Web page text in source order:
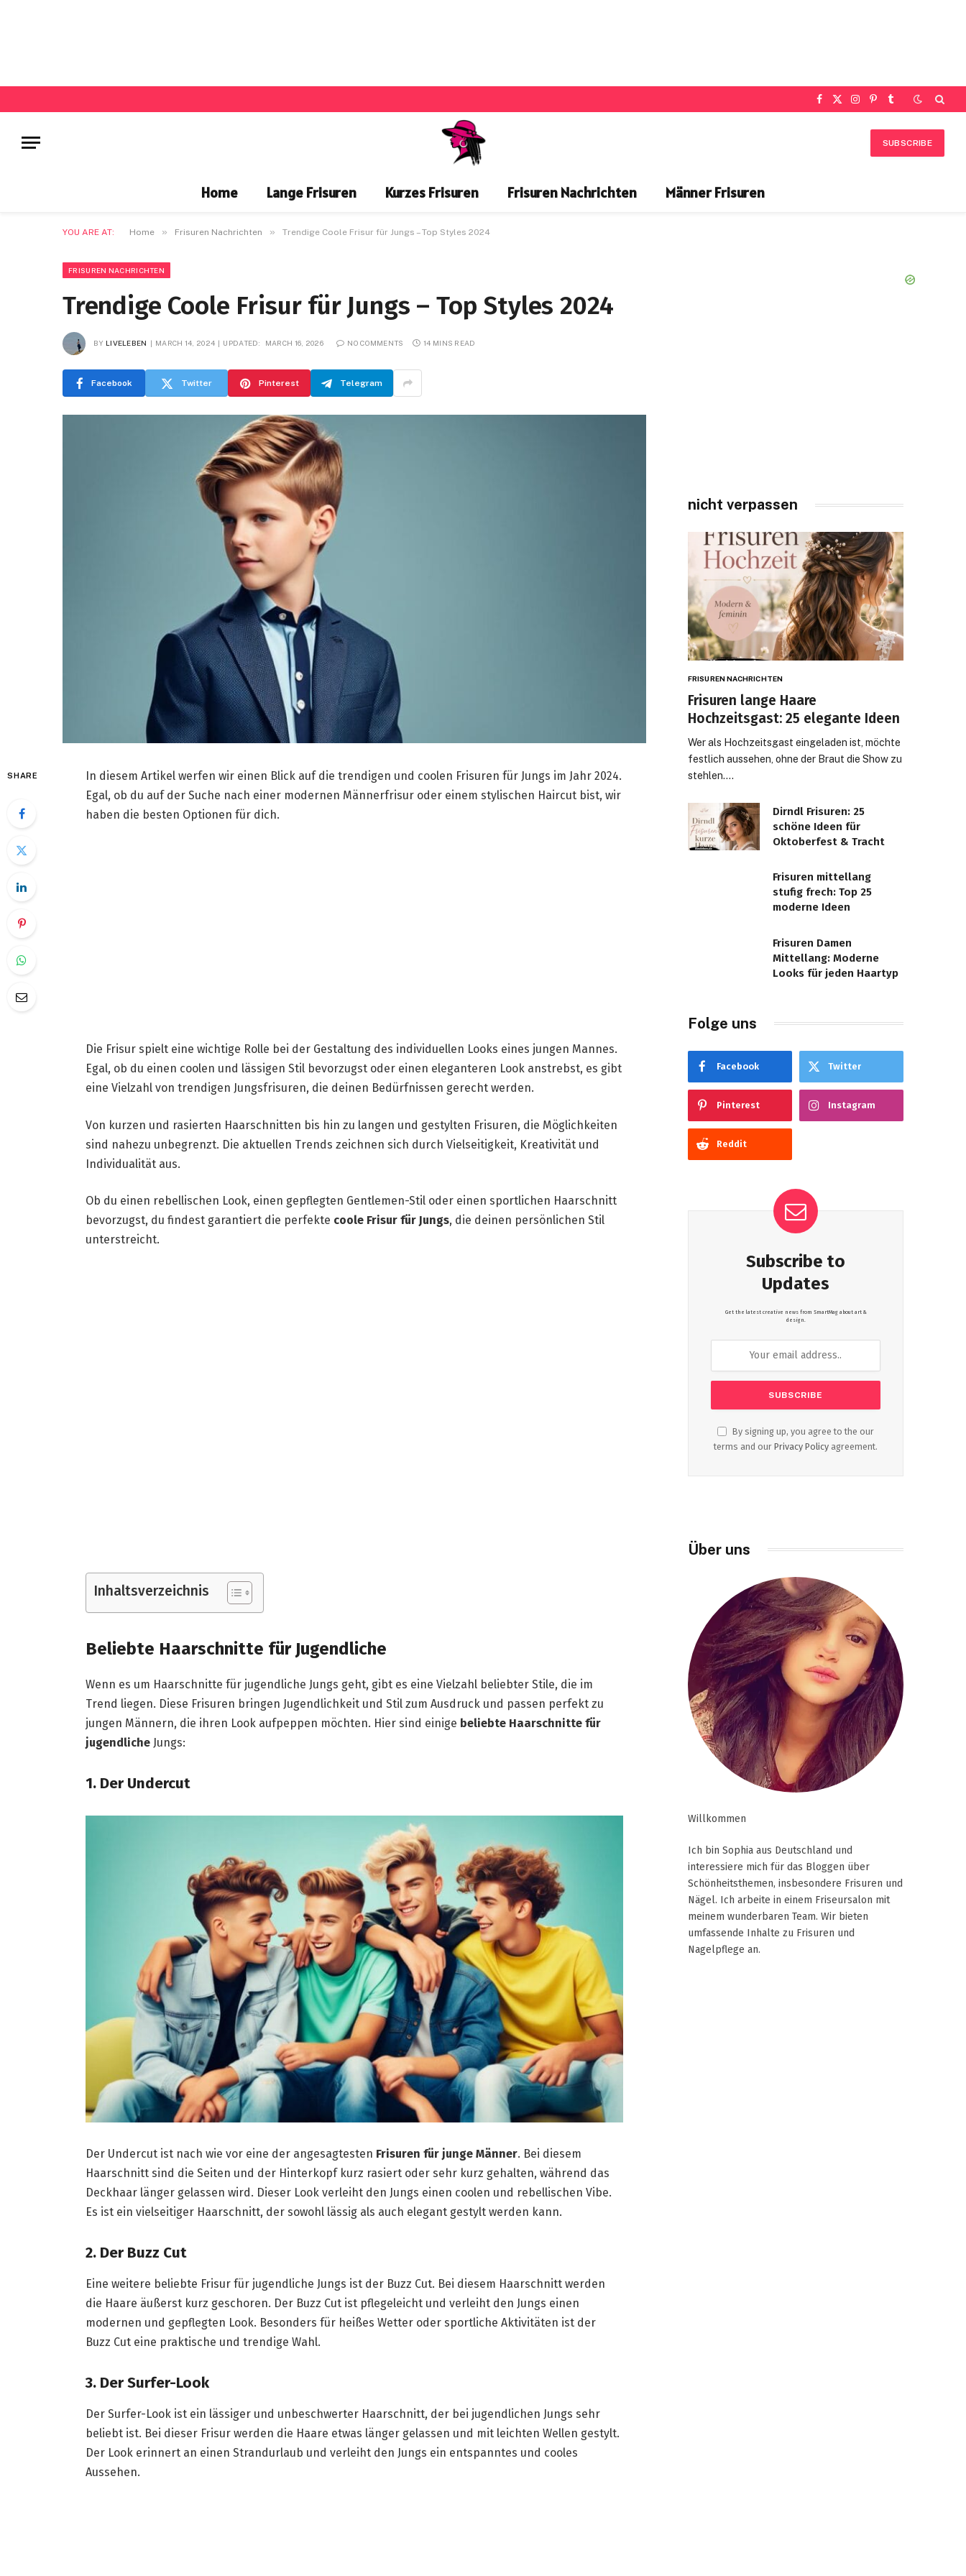
Facebook
X
Instagram
Pinterest
Tumblr
SUBSCRIBE
Home Lange Frisuren Kurzes Frisuren Frisuren Nachrichten Männer Frisuren
YOU ARE AT: Home » Frisuren Nachrichten » Trendige Coole Frisur für Jungs – Top Styles 2024
FRISUREN NACHRICHTEN
Trendige Coole Frisur für Jungs – Top Styles 2024
BY LIVELEBEN MARCH 14, 2024 UPDATED: MARCH 16, 2026 NO COMMENTS 14 MINS READ
Facebook Twitter Pinterest Telegram
SHARE
In diesem Artikel werfen wir einen Blick auf die trendigen und coolen Frisuren für Jungs im Jahr 2024.
Egal, ob du auf der Suche nach einer modernen Männerfrisur oder einem stylischen Haircut bist, wir
haben die besten Optionen für dich.
Die Frisur spielt eine wichtige Rolle bei der Gestaltung des individuellen Looks eines jungen Mannes.
Egal, ob du einen coolen und lässigen Stil bevorzugst oder einen eleganteren Look anstrebst, es gibt
eine Vielzahl von trendigen Jungsfrisuren, die deinen Bedürfnissen gerecht werden.
Von kurzen und rasierten Haarschnitten bis hin zu langen und gestylten Frisuren, die Möglichkeiten
sind nahezu unbegrenzt. Die aktuellen Trends zeichnen sich durch Vielseitigkeit, Kreativität und
Individualität aus.
Ob du einen rebellischen Look, einen gepflegten Gentlemen-Stil oder einen sportlichen Haarschnitt
bevorzugst, du findest garantiert die perfekte coole Frisur für Jungs, die deinen persönlichen Stil
unterstreicht.
Inhaltsverzeichnis
Beliebte Haarschnitte für Jugendliche
Wenn es um Haarschnitte für jugendliche Jungs geht, gibt es eine Vielzahl beliebter Stile, die im
Trend liegen. Diese Frisuren bringen Jugendlichkeit und Stil zum Ausdruck und passen perfekt zu
jungen Männern, die ihren Look aufpeppen möchten. Hier sind einige beliebte Haarschnitte für
jugendlicheJungs:
1. Der Undercut
Der Undercut ist nach wie vor eine der angesagtesten Frisuren für junge Männer. Bei diesem
Haarschnitt sind die Seiten und der Hinterkopf kurz rasiert oder sehr kurz gehalten, während das
Deckhaar länger gelassen wird. Dieser Look verleiht den Jungs einen coolen und rebellischen Vibe.
Es ist ein vielseitiger Haarschnitt, der sowohl lässig als auch elegant gestylt werden kann.
2. Der Buzz Cut
Eine weitere beliebte Frisur für jugendliche Jungs ist der Buzz Cut. Bei diesem Haarschnitt werden
die Haare äußerst kurz geschoren. Der Buzz Cut ist pflegeleicht und verleiht den Jungs einen
modernen und gepflegten Look. Besonders für heißes Wetter oder sportliche Aktivitäten ist der
Buzz Cut eine praktische und trendige Wahl.
3. Der Surfer-Look
Der Surfer-Look ist ein lässiger und unbeschwerter Haarschnitt, der bei jugendlichen Jungs sehr
beliebt ist. Bei dieser Frisur werden die Haare etwas länger gelassen und mit leichten Wellen gestylt.
Der Look erinnert an einen Strandurlaub und verleiht den Jungs ein entspanntes und cooles
Aussehen.
nicht verpassen
FRISUREN NACHRICHTEN
Frisuren lange Haare
Hochzeitsgast: 25 elegante Ideen
Wer als Hochzeitsgast eingeladen ist, möchte
festlich aussehen, ohne der Braut die Show zu
stehlen.…
Dirndl Frisuren: 25
schöne Ideen für
Oktoberfest & Tracht
Frisuren mittellang
stufig frech: Top 25
moderne Ideen
Frisuren Damen
Mittellang: Moderne
Looks für jeden Haartyp
Folge uns
Facebook Twitter
Pinterest Instagram
Reddit
Subscribe to
Updates
Get the latest creative news from SmartMag about art &
design.
By signing up, you agree to the our
terms and our Privacy Policy agreement.
Über uns
Willkommen
Ich bin Sophia aus Deutschland und
interessiere mich für das Bloggen über
Schönheitsthemen, insbesondere Frisuren und
Nägel. Ich arbeite in einem Friseursalon mit
meinem wunderbaren Team. Wir bieten
umfassende Inhalte zu Frisuren und
Nagelpflege an.